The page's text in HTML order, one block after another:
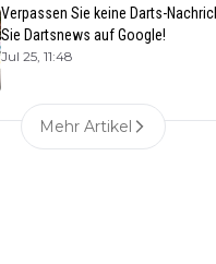
Verpassen Sie keine Darts-
Sie Dartsnews auf Google!
Jul 25, 11:48
Mehr Artikel